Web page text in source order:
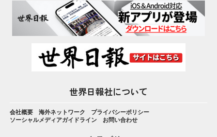
世界日報社について
会社概要 海外ネットワーク
プライバシーポリシー
ソーシャルメディアガイドライン
お問い合わせ